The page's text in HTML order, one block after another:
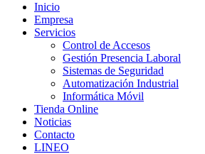
Inicio
Empresa
Servicios
Control de Accesos
Gestión Presencia Laboral
Sistemas de Seguridad
Automatización Industrial
Informática Móvil
Tienda Online
Noticias
Contacto
LINEO